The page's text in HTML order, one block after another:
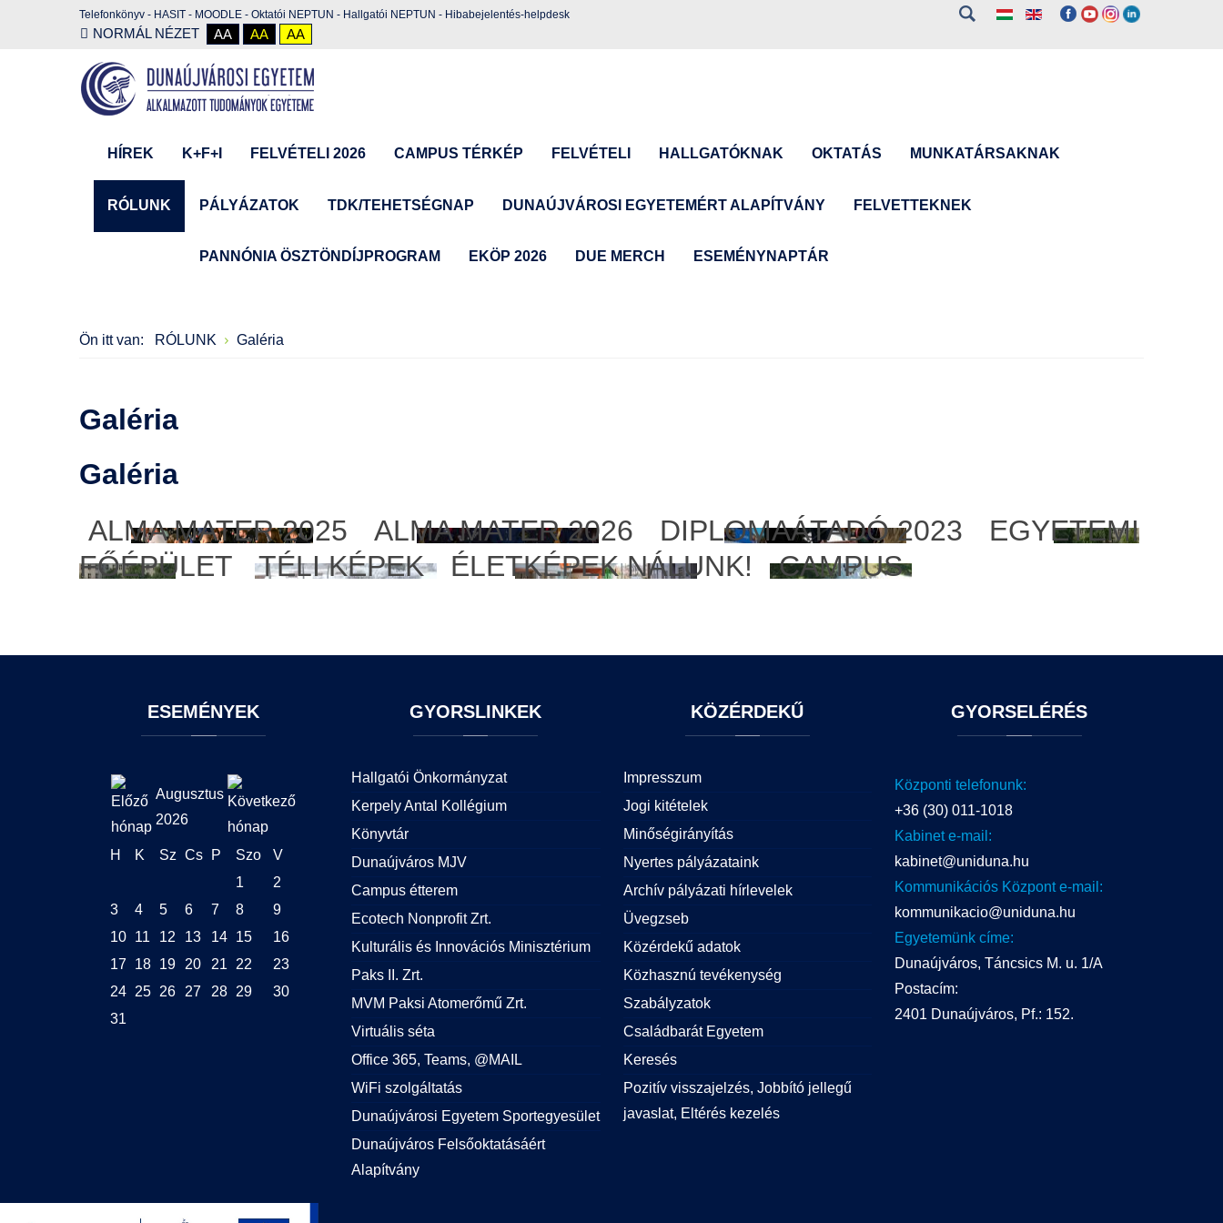
Telefonkönyv - HASIT - MOODLE - Oktatói NEPTUN - Hallgatói NEPTUN - Hibabejelentés-helpdesk
NORMÁL NÉZET AA AA AA
HÍREK K+F+I FELVÉTELI 2026 CAMPUS TÉRKÉP FELVÉTELI HALLGATÓKNAK OKTATÁS MUNKATÁRSAKNAK
RÓLUNK PÁLYÁZATOK TDK/TEHETSÉGNAP DUNAÚJVÁROSI EGYETEMÉRT ALAPÍTVÁNY FELVETTEKNEK
PANNÓNIA ÖSZTÖNDÍJPROGRAM EKÖP 2026 DUE MERCH ESEMÉNYNAPTÁR
Ön itt van: RÓLUNK Galéria
Galéria
Galéria
ALMA MATER 2025
ALMA MATER 2026 DIPLOMAÁTADÓ 2023
EGYETEMI
FŐÉPÜLET
TÉLI KÉPEK ÉLETKÉPEK NÁLUNK! CAMPUS
ESEMÉNYEK
Augusztus
2026
H K Sz Cs P Szo
V
1
2
3
4 5 6 7 8
9
10 11 12 13 14 15
16
17 18 19 20 21 22
23
24 25 26 27 28 29
30
31
GYORSLINKEK
Hallgatói Önkormányzat
Kerpely Antal Kollégium
Könyvtár
Dunaújváros MJV
Campus étterem
Ecotech Nonprofit Zrt.
Kulturális és Innovációs Minisztérium
Paks II. Zrt.
MVM Paksi Atomerőmű Zrt.
Virtuális séta
Office 365, Teams, @MAIL
WiFi szolgáltatás
Dunaújvárosi Egyetem Sportegyesület
Dunaújváros Felsőoktatásáért
Alapítvány
KÖZÉRDEKŰ
Impresszum
Jogi kitételek
Minőségirányítás
Nyertes pályázataink
Archív pályázati hírlevelek
Üvegzseb
Közérdekű adatok
Közhasznú tevékenység
Szabályzatok
Családbarát Egyetem
Keresés
Pozitív visszajelzés, Jobbító jellegű
javaslat, Eltérés kezelés
GYORSELÉRÉS
Központi telefonunk:
+36 (30) 011-1018
Kabinet e-mail:
kabinet@uniduna.hu
Kommunikációs Központ e-mail:
kommunikacio@uniduna.hu
Egyetemünk címe:
Dunaújváros, Táncsics M. u. 1/A
Postacím:
2401 Dunaújváros, Pf.: 152.